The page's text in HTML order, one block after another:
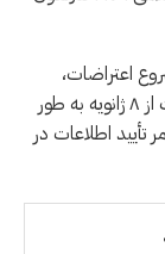
اعتراضات،
تقریباً ۱۹۰۰۰ نفر دستگیر شده‌اند، در حالی که مقامات از ۸ ژانویه به طور
تأیید اطلاعات در